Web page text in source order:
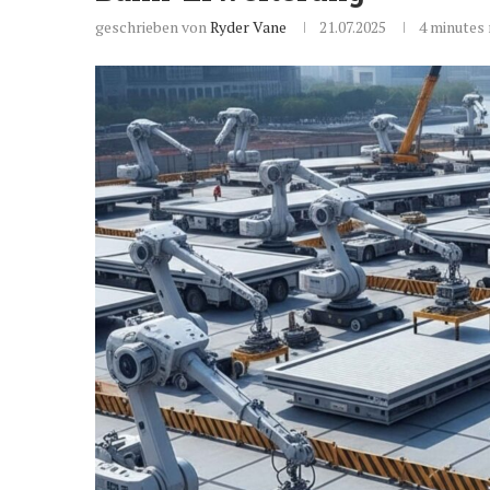
geschrieben vonRyder Vane 21.07.2025 4 minutes